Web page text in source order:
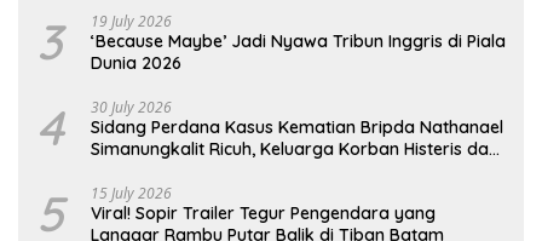
3 19 July 2026
‘Because Maybe’ Jadi Nyawa Tribun Inggris di Piala
Dunia 2026
4 30 July 2026
Sidang Perdana Kasus Kematian Bripda Nathanael
Simanungkalit Ricuh, Keluarga Korban Histeris dan
5 15 July 2026
Viral! Sopir Trailer Tegur Pengendara yang
Langgar Rambu Putar Balik di Tiban Batam